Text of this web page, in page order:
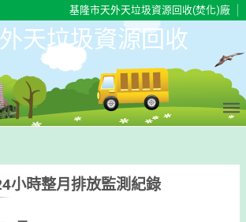
基隆市天外天垃圾資源回收(焚化)廠
天垃圾資源回收
小時整月排放監測紀錄